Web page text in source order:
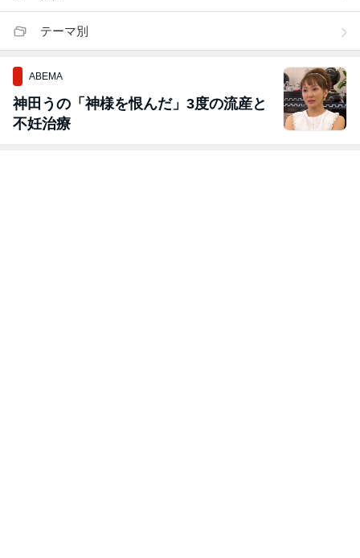
テーマ別
ABEMA
神田うの「神様を恨んだ」3度の流産と
不妊治療